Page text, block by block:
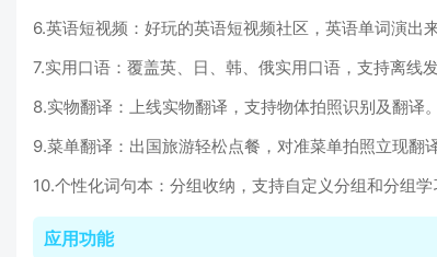
6.英语短视频：好玩的英语短视频社区，英语单词演出
7.实用口语：覆盖英、日、韩、俄实用口语，支持离线
8.实物翻译：上线实物翻译，支持物体拍照识别及翻译。
9.菜单翻译：出国旅游轻松点餐，对准菜单拍照立现翻译
10.个性化词句本：分组收纳，支持自定义分组和分组学
应用功能